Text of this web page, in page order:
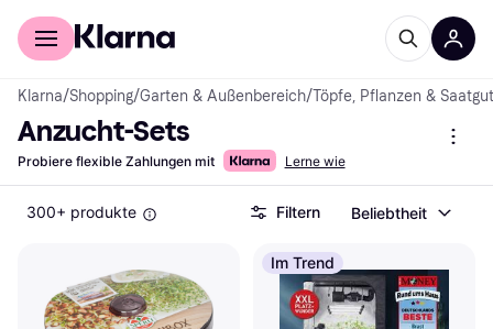
Für Shopper
Klarna/Shopping/Garten & Außenbereich/Töpfe, Pflanzen & Saatgut
Anzucht-Sets
Probiere flexible Zahlungen mit Lerne wie
300+ produkte Filtern Beliebtheit
Im Trend